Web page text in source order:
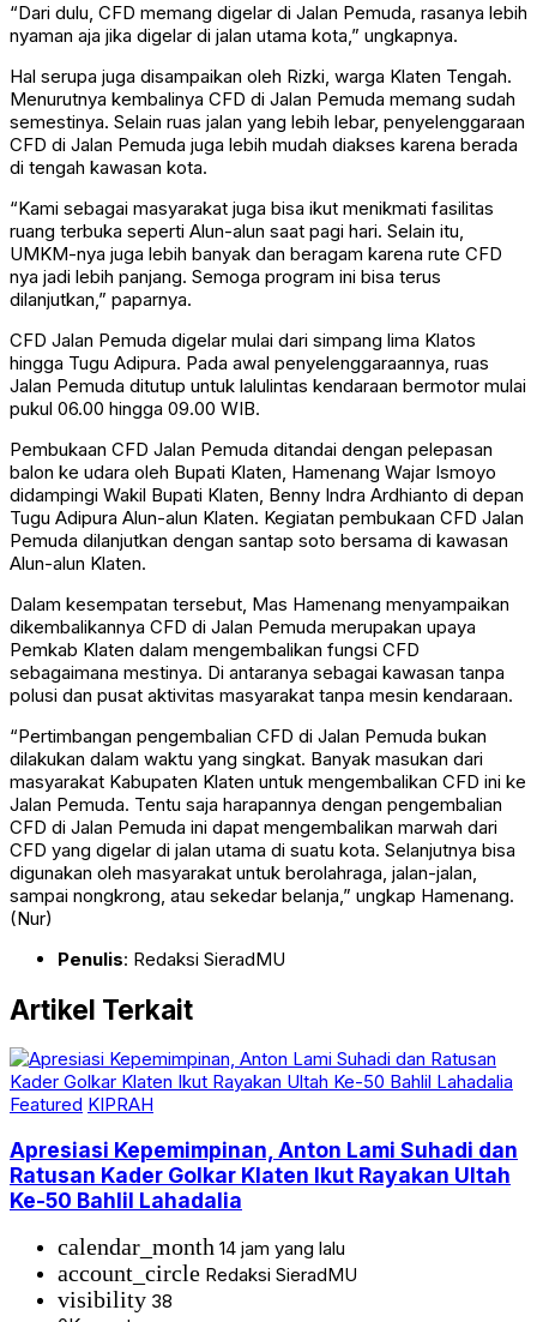
“Dari dulu, CFD memang digelar di Jalan Pemuda, rasanya lebih
nyaman aja jika digelar di jalan utama kota,” ungkapnya.
Hal serupa juga disampaikan oleh Rizki, warga Klaten Tengah.
Menurutnya kembalinya CFD di Jalan Pemuda memang sudah
semestinya. Selain ruas jalan yang lebih lebar, penyelenggaraan
CFD di Jalan Pemuda juga lebih mudah diakses karena berada
di tengah kawasan kota.
“Kami sebagai masyarakat juga bisa ikut menikmati fasilitas
ruang terbuka seperti Alun-alun saat pagi hari. Selain itu,
UMKM-nya juga lebih banyak dan beragam karena rute CFD
nya jadi lebih panjang. Semoga program ini bisa terus
dilanjutkan,” paparnya.
CFD Jalan Pemuda digelar mulai dari simpang lima Klatos
hingga Tugu Adipura. Pada awal penyelenggaraannya, ruas
Jalan Pemuda ditutup untuk lalulintas kendaraan bermotor mulai
pukul 06.00 hingga 09.00 WIB.
Pembukaan CFD Jalan Pemuda ditandai dengan pelepasan
balon ke udara oleh Bupati Klaten, Hamenang Wajar Ismoyo
didampingi Wakil Bupati Klaten, Benny Indra Ardhianto di depan
Tugu Adipura Alun-alun Klaten. Kegiatan pembukaan CFD Jalan
Pemuda dilanjutkan dengan santap soto bersama di kawasan
Alun-alun Klaten.
Dalam kesempatan tersebut, Mas Hamenang menyampaikan
dikembalikannya CFD di Jalan Pemuda merupakan upaya
Pemkab Klaten dalam mengembalikan fungsi CFD
sebagaimana mestinya. Di antaranya sebagai kawasan tanpa
polusi dan pusat aktivitas masyarakat tanpa mesin kendaraan.
“Pertimbangan pengembalian CFD di Jalan Pemuda bukan
dilakukan dalam waktu yang singkat. Banyak masukan dari
masyarakat Kabupaten Klaten untuk mengembalikan CFD ini ke
Jalan Pemuda. Tentu saja harapannya dengan pengembalian
CFD di Jalan Pemuda ini dapat mengembalikan marwah dari
CFD yang digelar di jalan utama di suatu kota. Selanjutnya bisa
digunakan oleh masyarakat untuk berolahraga, jalan-jalan,
sampai nongkrong, atau sekedar belanja,” ungkap Hamenang.
(Nur)
Penulis: Redaksi SieradMU
Artikel Terkait
Featured KIPRAH
Apresiasi Kepemimpinan, Anton Lami Suhadi dan
Ratusan Kader Golkar Klaten Ikut Rayakan Ultah
Ke-50 Bahlil Lahadalia
calendar_month 14 jam yang lalu
account_circle Redaksi SieradMU
visibility 38